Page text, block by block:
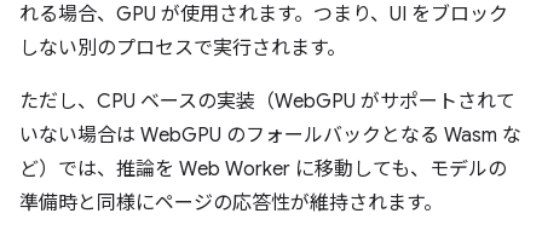
れる場合、GPU が使用されます。つまり、UI をブロック
しない別のプロセスで実行されます。
ただし、CPU ベースの実装（WebGPU がサポートされて
いない場合は WebGPU のフォールバックとなる Wasm な
ど）では、推論を Web Worker に移動しても、モデルの
準備時と同様にページの応答性が維持されます。